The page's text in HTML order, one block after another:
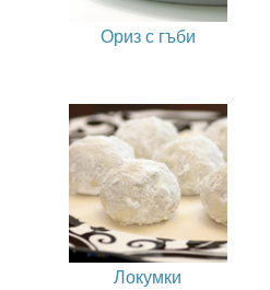
Ориз с гъби
Локумки